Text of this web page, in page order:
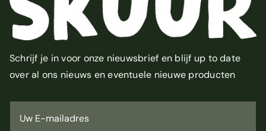
Schrijf je in voor onze nieuwsbrief en blijf up to date
over al ons nieuws en eventuele nieuwe producten
U